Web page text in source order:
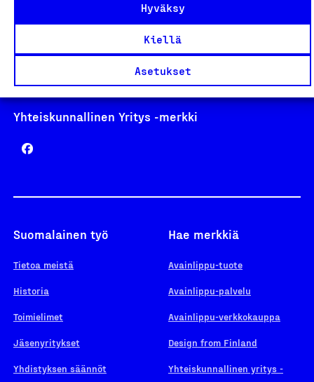
Hyväksy
Kiellä
Asetukset
Yhteiskunnallinen Yritys -merkki
Suomalainen työ
Tietoa meistä
Historia
Toimielimet
Jäsenyritykset
Yhdistyksen säännöt
Hae merkkiä
Avainlippu-tuote
Avainlippu-palvelu
Avainlippu-verkkokauppa
Design from Finland
Yhteiskunnallinen yritys -